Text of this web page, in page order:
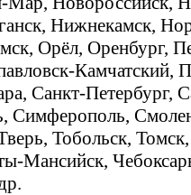
Нижнекамск,
Орёл, Оренбург,
Камчатский,
Санкт-Петербург,
Симферополь,
Тобольск,
Мансийск,